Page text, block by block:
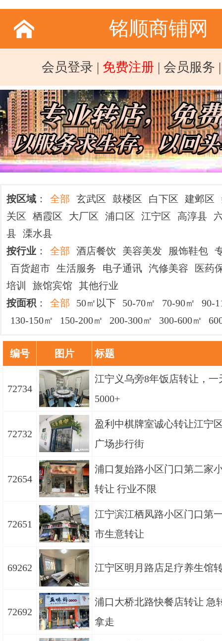
铭顺商铺网
会员登录 | 免费注册 | 会员服务
按区域 ： 全部 玄武区 鼓楼区 白下区 建邺区
关区
栖霞区 大厂区 浦口区 江宁区 高淳县
县 溧水县
按行业 ： 全部 酒店餐饮 美容美发 服饰鞋包
百货超市 生活服务 电子通讯 汽修美容
医药
培训
旅馆宾馆
其他行业
按面积 ： 全部 50㎡以下 50-70㎡ 70-90㎡
90-
130-150㎡
150-200㎡ 200-300㎡ 300-600㎡
编号 图片 标题
72734
江宁义乌旁8年饭店转让，一
5000+
72732
盈利中棋牌室诚心转让江宁
广场步行街
72654
浦口复始路小区门口第二家
转让 行业不限
72651
江宁滨江栖凤路小区门口第
市生意转让
69262 江宁区明月路店足疗养生馆
72692
浦口大桥北路快餐店转让 急
拿走